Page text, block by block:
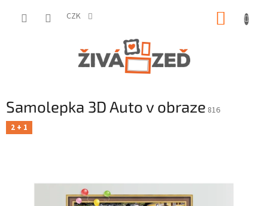
CZK
Samolepka 3D Auto v obraze 816
2 + 1